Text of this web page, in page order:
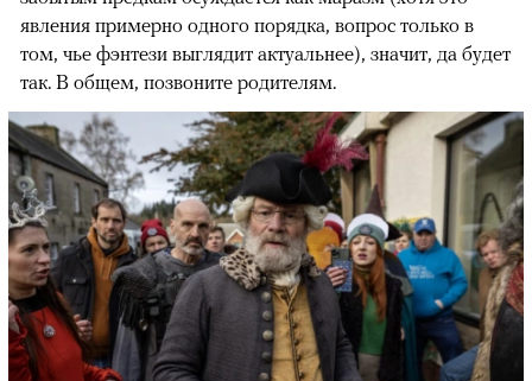
явления примерно одного порядка, вопрос только в
том, чье фэнтези выглядит актуальнее), значит, да будет
так. В общем, позвоните родителям.